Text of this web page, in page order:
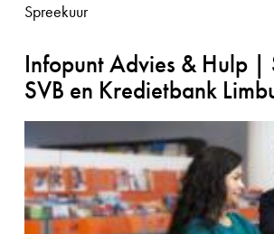
Spreekuur
Infopunt Advies & Hulp |
SVB en Kredietbank